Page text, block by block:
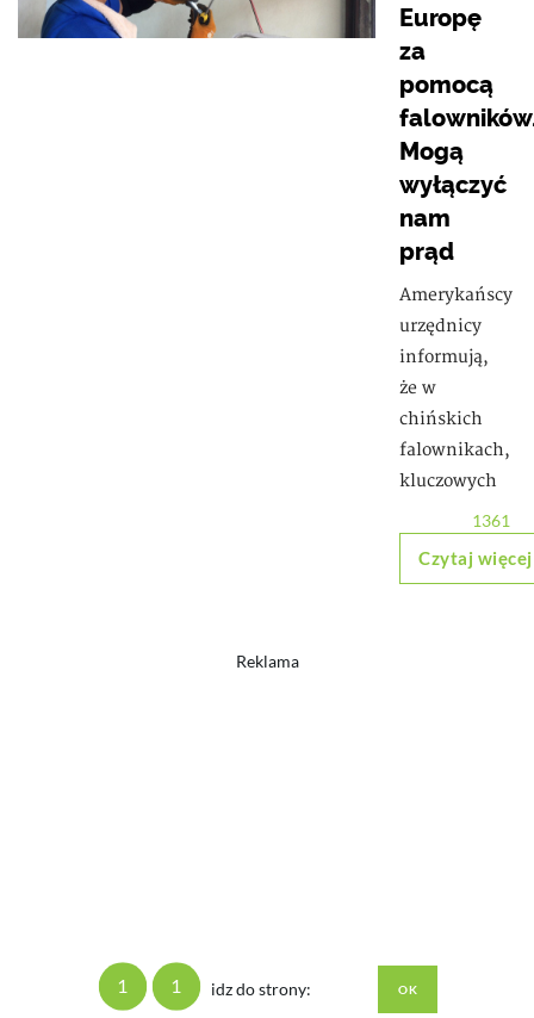
Europę
za
pomocą
Mogą
wyłączyć
nam
prąd
Amerykańscy
urzędnicy
informują,
że w
chińskich
falownikach,
kluczowych
1361
Czytaj więcej
Reklama
1 1 idz do strony: